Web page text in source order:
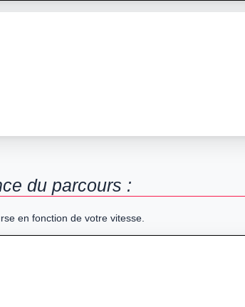
du parcours :
en fonction de votre vitesse.